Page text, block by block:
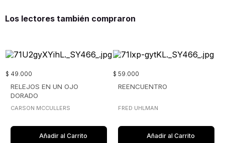
Los lectores también compraron
$ 49.000
RELEJOS EN UN OJO
DORADO
CARSON MCCULLERS
Añadir al Carrito
$ 59.000
REENCUENTRO
FRED UHLMAN
Añadir al Carrito